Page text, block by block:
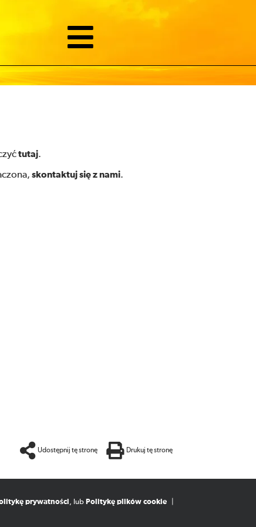
tutaj.
skontaktuj się z nami.
Udostępnij tę stronę Drukuj tę stronę
prywatności, lub Politykę plików cookie